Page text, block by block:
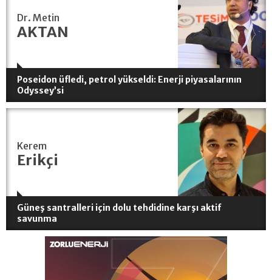
Dr. Metin
AKTAN
Poseidon üfledi, petrol yükseldi: Enerji piyasalarının
Odyssey’si
Kerem
Erikçi
Güneş santralleri için dolu tehdidine karşı aktif
savunma